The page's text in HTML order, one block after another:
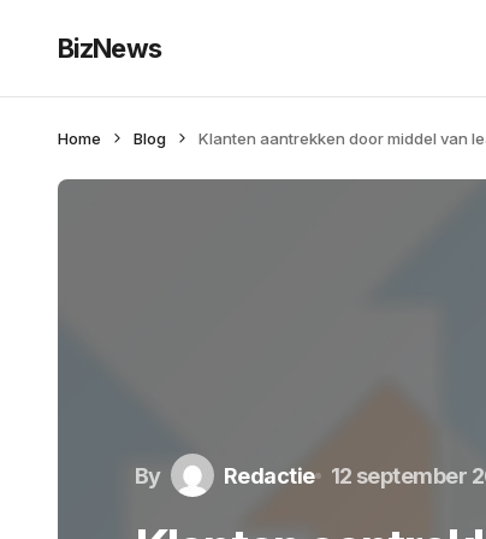
BizNews
Home Blog Klanten aantrekken door middel van
By Redactie 12 september